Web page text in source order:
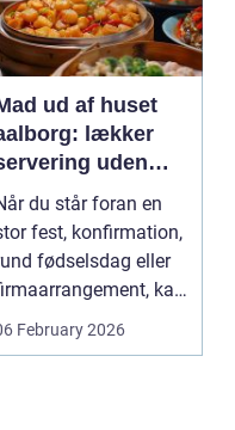
ud af huset
lækker
uden
du står foran en
fest, konfirmation,
fødselsdag eller
kan
February 2026